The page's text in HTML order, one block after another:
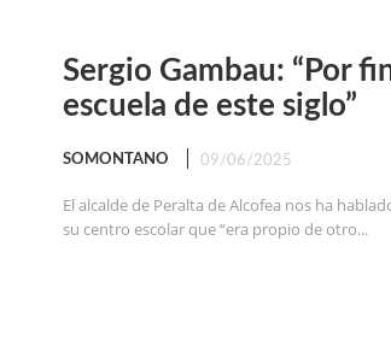
Sergio Gambau: “Por
escuela de este siglo”
SOMONTANO 09/06/2025
El alcalde de Peralta de Alcofea nos ha
su centro escolar que “era propio de otro...